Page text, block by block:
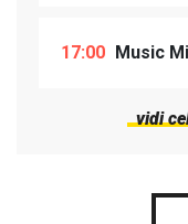
17:00 Music
vidi